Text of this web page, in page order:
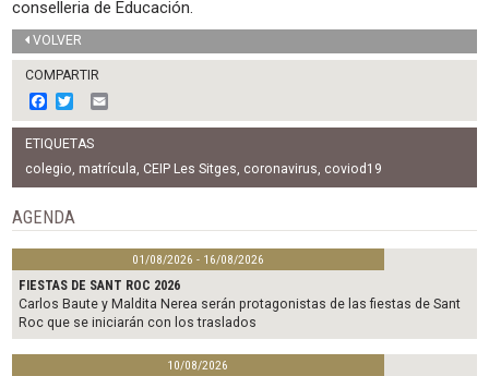
conselleria de Educación.
VOLVER
COMPARTIR
F
a
c
e
b
o
o
k
w
i
t
t
e
m
l
ETIQUETAS
colegio, matrícula, CEIP Les Sitges, coronavirus, coviod19
AGENDA
01/08/2026 - 16/08/2026
FIESTAS DE SANT ROC 2026
Carlos Baute y Maldita Nerea serán protagonistas de las fiestas de Sant
Roc que se iniciarán con los traslados
10/08/2026